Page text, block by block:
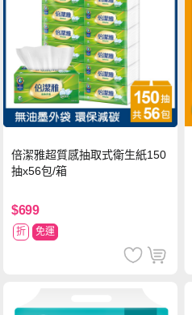
倍潔雅超質感抽取式衛生紙150
抽x56包/箱
$699
折 免運